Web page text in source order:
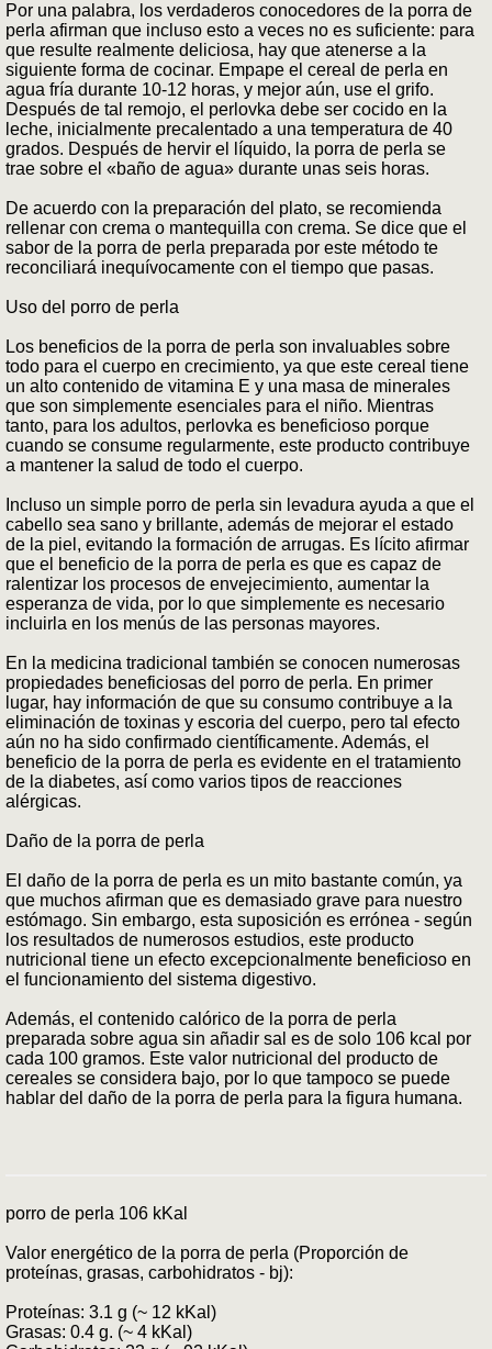
Por una palabra, los verdaderos conocedores de la porra de
perla afirman que incluso esto a veces no es suficiente: para
que resulte realmente deliciosa, hay que atenerse a la
siguiente forma de cocinar. Empape el cereal de perla en
agua fría durante 10-12 horas, y mejor aún, use el grifo.
Después de tal remojo, el perlovka debe ser cocido en la
leche, inicialmente precalentado a una temperatura de 40
grados. Después de hervir el líquido, la porra de perla se
trae sobre el «baño de agua» durante unas seis horas.
De acuerdo con la preparación del plato, se recomienda
rellenar con crema o mantequilla con crema. Se dice que el
sabor de la porra de perla preparada por este método te
reconciliará inequívocamente con el tiempo que pasas.
Uso del porro de perla
Los beneficios de la porra de perla son invaluables sobre
todo para el cuerpo en crecimiento, ya que este cereal tiene
un alto contenido de vitamina E y una masa de minerales
que son simplemente esenciales para el niño. Mientras
tanto, para los adultos, perlovka es beneficioso porque
cuando se consume regularmente, este producto contribuye
a mantener la salud de todo el cuerpo.
Incluso un simple porro de perla sin levadura ayuda a que el
cabello sea sano y brillante, además de mejorar el estado
de la piel, evitando la formación de arrugas. Es lícito afirmar
que el beneficio de la porra de perla es que es capaz de
ralentizar los procesos de envejecimiento, aumentar la
esperanza de vida, por lo que simplemente es necesario
incluirla en los menús de las personas mayores.
En la medicina tradicional también se conocen numerosas
propiedades beneficiosas del porro de perla. En primer
lugar, hay información de que su consumo contribuye a la
eliminación de toxinas y escoria del cuerpo, pero tal efecto
aún no ha sido confirmado científicamente. Además, el
beneficio de la porra de perla es evidente en el tratamiento
de la diabetes, así como varios tipos de reacciones
alérgicas.
Daño de la porra de perla
El daño de la porra de perla es un mito bastante común, ya
que muchos afirman que es demasiado grave para nuestro
estómago. Sin embargo, esta suposición es errónea - según
los resultados de numerosos estudios, este producto
nutricional tiene un efecto excepcionalmente beneficioso en
el funcionamiento del sistema digestivo.
Además, el contenido calórico de la porra de perla
preparada sobre agua sin añadir sal es de solo 106 kcal por
cada 100 gramos. Este valor nutricional del producto de
cereales se considera bajo, por lo que tampoco se puede
hablar del daño de la porra de perla para la figura humana.
porro de perla 106 kKal
Valor energético de la porra de perla (Proporción de
proteínas, grasas, carbohidratos - bj):
Proteínas: 3.1 g (~ 12 kKal)
Grasas: 0.4 g. (~ 4 kKal)